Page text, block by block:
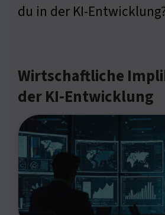
du in der KI-
Wirtschaftliche
der KI-Entwicklung